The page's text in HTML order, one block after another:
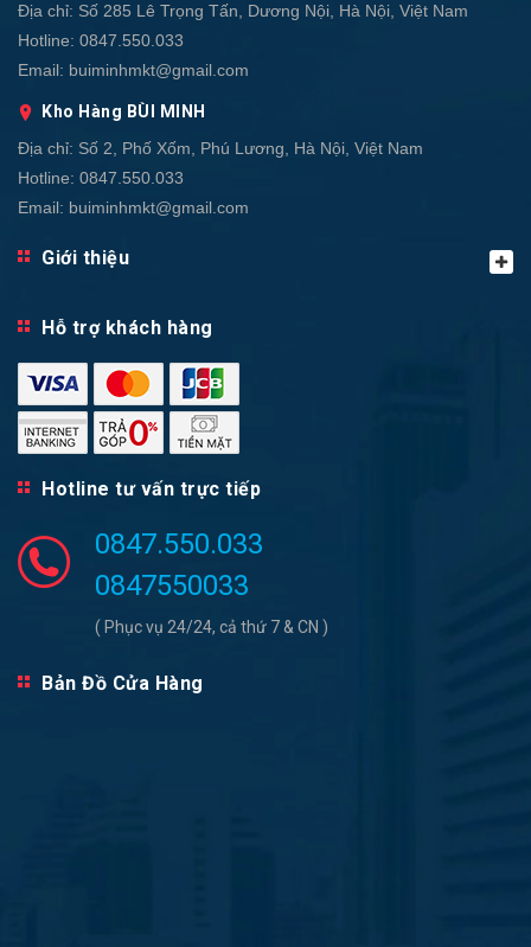
Địa chỉ: Số 285 Lê Trọng Tấn, Dương Nội, Hà Nội, Việt Nam
Hotline: 0847.550.033
Email: buiminhmkt@gmail.com
Kho Hàng BÙI MINH
Địa chỉ: Số 2, Phố Xốm, Phú Lương, Hà Nội, Việt Nam
Hotline: 0847.550.033
Email: buiminhmkt@gmail.com
Giới thiệu
Hỗ trợ khách hàng
Hotline tư vấn trực tiếp
0847.550.033
0847550033
( Phục vụ 24/24, cả thứ 7 & CN )
Bản Đồ Cửa Hàng